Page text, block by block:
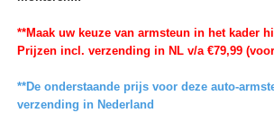
**Maak uw keuze van armsteun in het kader
Prijzen incl. verzending in NL v/a €79,99
**De onderstaande prijs voor deze auto-
verzending in Nederland